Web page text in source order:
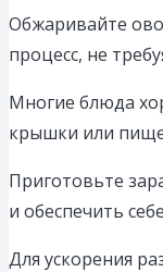
Обжаривайте
процесс, не
Многие блюда
крышки или
Приготовьте
и обеспечить
Для ускорения